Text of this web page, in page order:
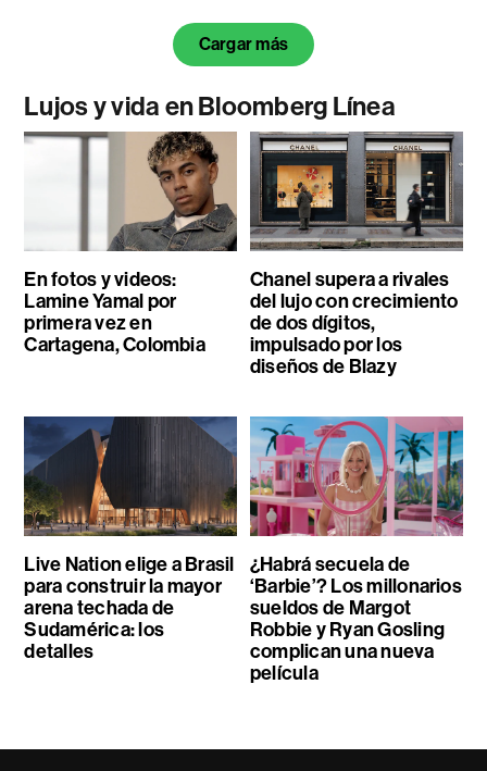
Cargar más
Lujos y vida en Bloomberg Línea
En fotos y videos:
Lamine Yamal por
primera vez en
Cartagena, Colombia
Chanel supera a rivales
del lujo con crecimiento
de dos dígitos,
impulsado por los
diseños de Blazy
Live Nation elige a Brasil
para construir la mayor
arena techada de
Sudamérica: los
detalles
¿Habrá secuela de
‘Barbie’? Los millonarios
sueldos de Margot
Robbie y Ryan Gosling
complican una nueva
película